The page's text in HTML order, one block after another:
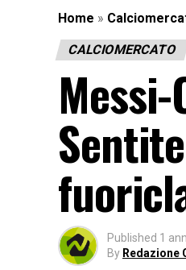
Home »
CALCIOMERCATO
Published 1
By Redazione